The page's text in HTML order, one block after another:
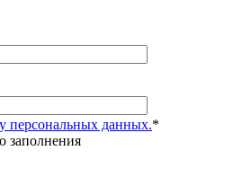
персональных данных.*
заполнения